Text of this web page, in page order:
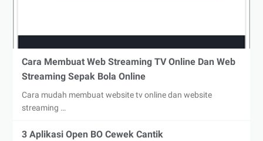
Cara Membuat Web Streaming TV Online Dan Web
Streaming Sepak Bola Online
Cara mudah membuat website tv online dan website
streaming …
3 Aplikasi Open BO Cewek Cantik